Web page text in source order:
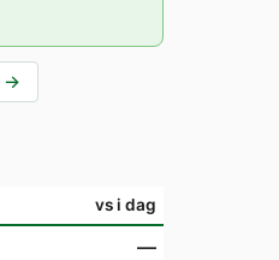
→
vs i dag
—